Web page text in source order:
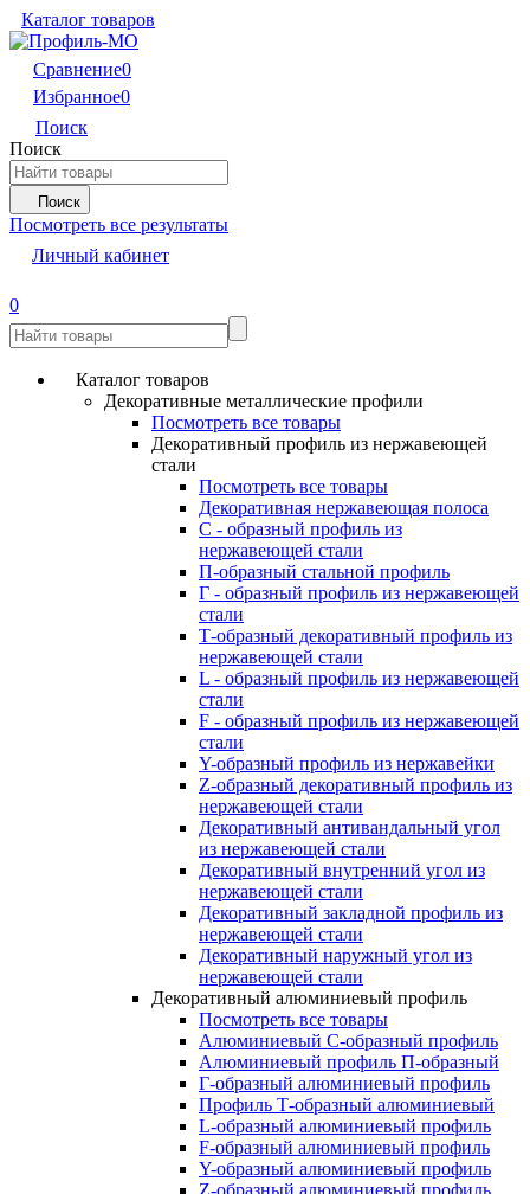
Каталог товаров
Сравнение0
Избранное0
Поиск
Поиск
Поиск
Посмотреть все результаты
Личный кабинет
0
Каталог товаров
Декоративные металлические профили
Посмотреть все товары
Декоративный профиль из нержавеющей
стали
Посмотреть все товары
Декоративная нержавеющая полоса
С - образный профиль из
нержавеющей стали
П-образный стальной профиль
Г - образный профиль из нержавеющей
стали
Т-образный декоративный профиль из
нержавеющей стали
L - образный профиль из нержавеющей
стали
F - образный профиль из нержавеющей
стали
Y-образный профиль из нержавейки
Z-образный декоративный профиль из
нержавеющей стали
Декоративный антивандальный угол
из нержавеющей стали
Декоративный внутренний угол из
нержавеющей стали
Декоративный закладной профиль из
нержавеющей стали
Декоративный наружный угол из
нержавеющей стали
Декоративный алюминиевый профиль
Посмотреть все товары
Алюминиевый С-образный профиль
Алюминиевый профиль П-образный
Г-образный алюминиевый профиль
Профиль Т-образный алюминиевый
L-образный алюминиевый профиль
F-образный алюминиевый профиль
Y-образный алюминиевый профиль
Z-образный алюминиевый профиль